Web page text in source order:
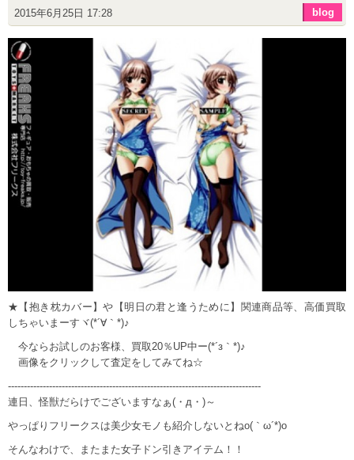
2015年6月25日 17:28 blog
★【抱き枕カバー】や【明日の君と逢うために】関連商品等、高価買取
しちゃいまーすヾ(*´∀｀*)♪
今ならお試しのお客様、買取20％UP中ー(*´з｀*)♪
画像をクリックして査定をしてみてね☆
--------------------------------------------------------------------------------
連日、怪獣だらけでございますなぁ(・д・)～
やっぱりフリークスは美少女モノも紹介しないとねo(｀ω´*)o
そんなわけで、またまた女子ドン引きアイテム！！